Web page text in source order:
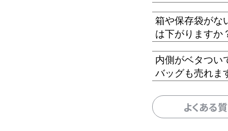
箱や保存袋がな
は下がりますか
内側がベタつい
バッグも売れま
よくある